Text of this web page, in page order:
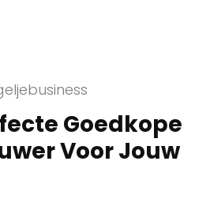
Goedkope
Voor Jouw